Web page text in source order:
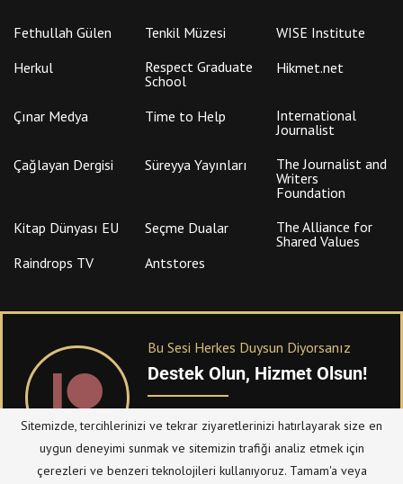
Fethullah Gülen Tenkil Müzesi
WISE Institute
Herkul
Respect Graduate
School
Hikmet.net
Çınar Medya Time to Help
International
Journalist
Çağlayan Dergisi
Süreyya Yayınları
The Journalist and
Writers
Foundation
Kitap Dünyası EU
Seçme Dualar
The Alliance for
Shared Values
Raindrops TV
Antstores
Bu Sesi Herkes Duysun Diyorsanız
Destek Olun, Hizmet Olsun!
PATREONüzerinden sitemize bağışta
bulanabilirsiniz.
Sitemizde, tercihlerinizi ve tekrar ziyaretlerinizi hatırlayarak size en
uygun deneyimi sunmak ve sitemizin trafiği analiz etmek için
çerezleri ve benzeri teknolojileri kullanıyoruz. Tamam'a veya